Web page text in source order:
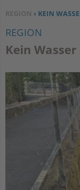
SIE BEFINDEN SICH
REGION › KEIN
REGION
Kein
M
E